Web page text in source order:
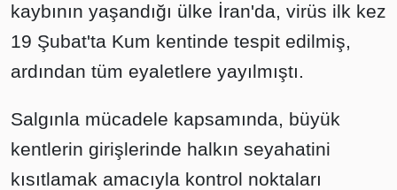
kaybının yaşandığı ülke İran'da, virüs ilk kez
19 Şubat'ta Kum kentinde tespit edilmiş,
ardından tüm eyaletlere yayılmıştı.
Salgınla mücadele kapsamında, büyük
kentlerin girişlerinde halkın seyahatini
kısıtlamak amacıyla kontrol noktaları